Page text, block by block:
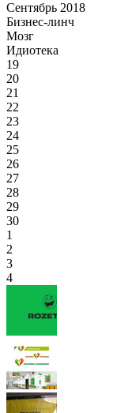
Сентябрь 2018
Бизнес-линч
Мозг
Идиотека
19
20
21
22
23
24
25
26
27
28
29
30
1
2
3
4